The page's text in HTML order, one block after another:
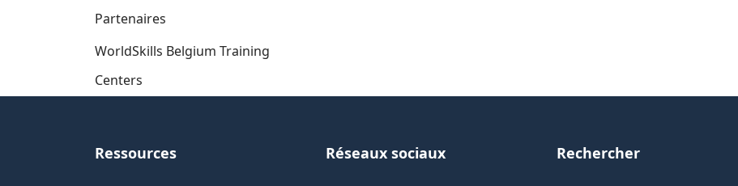
Partenaires
WorldSkills Belgium Training
Centers
Ressources Réseaux sociaux Rechercher